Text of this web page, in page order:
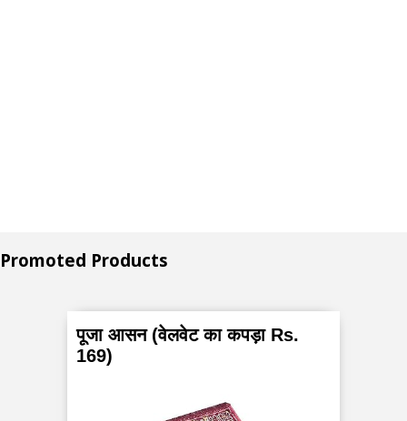
Promoted Products
पूजा आसन (वेलवेट का कपड़ा Rs.
169)